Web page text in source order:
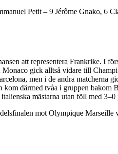
Petit – 9 Jérôme Gnako, 6
att representera Frankrike. I
gick alltså vidare till
men i de andra matcherna
därmed tvåa i gruppen bakom
mästarna utan föll med
mot Olympique